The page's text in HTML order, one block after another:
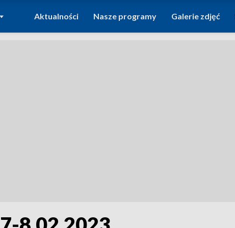
DO
Aktualności Nasze programy Galerie zdjęć